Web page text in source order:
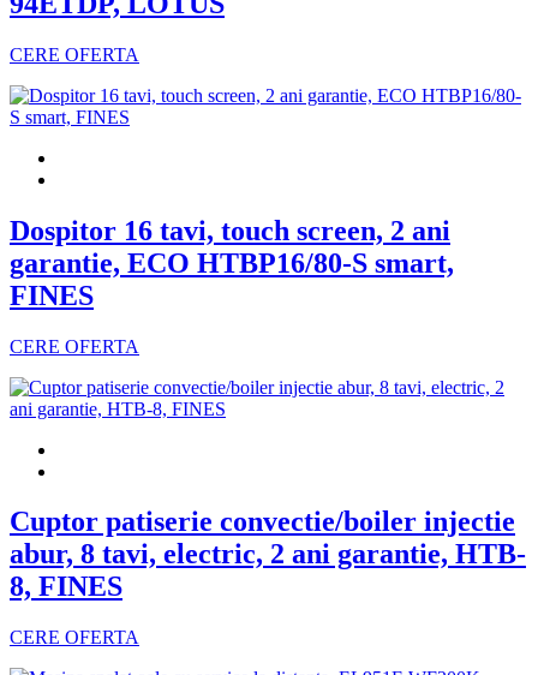
CERE OFERTA
Dospitor 16 tavi, touch screen, 2 ani
garantie, ECO HTBP16/80-S smart,
FINES
CERE OFERTA
Cuptor patiserie convectie/boiler injectie
abur, 8 tavi, electric, 2 ani garantie, HTB-
8, FINES
CERE OFERTA